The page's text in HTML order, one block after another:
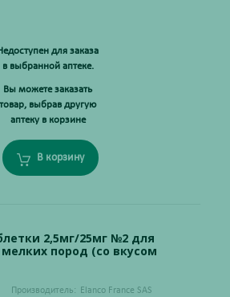
для заказа
в выбранной аптеке.
Вы можете заказать
товар, выбрав другую
аптеку в корзине
В корзину
2,5мг/25мг №2 для
пород (со вкусом
Производитель: Elanco France SAS